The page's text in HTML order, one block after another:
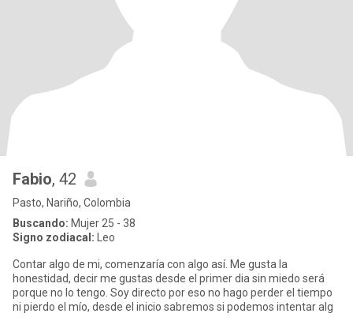
Fabio, 42
Pasto, Nariño, Colombia
Buscando: Mujer 25 - 38
Signo zodiacal: Leo
Contar algo de mi, comenzaría con algo así. Me gusta la
honestidad, decir me gustas desde el primer dia sin miedo será
porque no lo tengo. Soy directo por eso no hago perder el tiempo
ni pierdo el mío, desde el inicio sabremos si podemos intentar alg